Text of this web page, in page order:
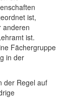
ist,
anderen
ist.
Fächergruppe
in der
der Regel auf